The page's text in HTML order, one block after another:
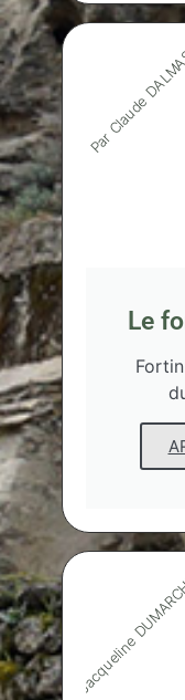
Le
Par Claude DALMAS
Jacqueline